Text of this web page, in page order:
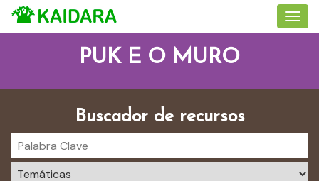
PUK E O MURO
Buscador de recursos